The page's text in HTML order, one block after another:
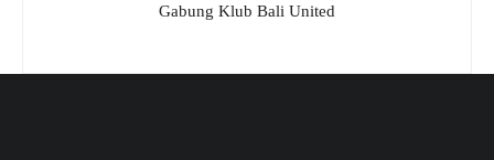
Gabung Klub Bali United